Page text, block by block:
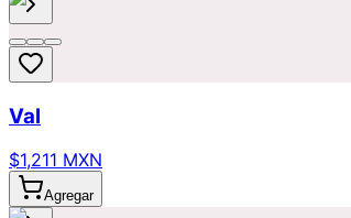
Val
$1,211 MXN
Agregar